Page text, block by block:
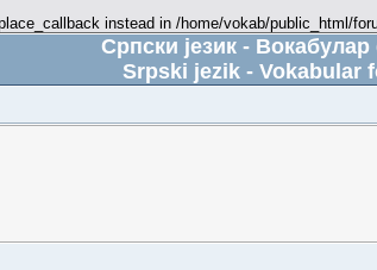
instead in /home/vokab/public_html/
Српски језик -
Srpski jezik - Vokabular